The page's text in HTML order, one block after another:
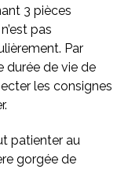
3 pièces
pas
Par
durée de vie de
les consignes
patienter au
gorgée de